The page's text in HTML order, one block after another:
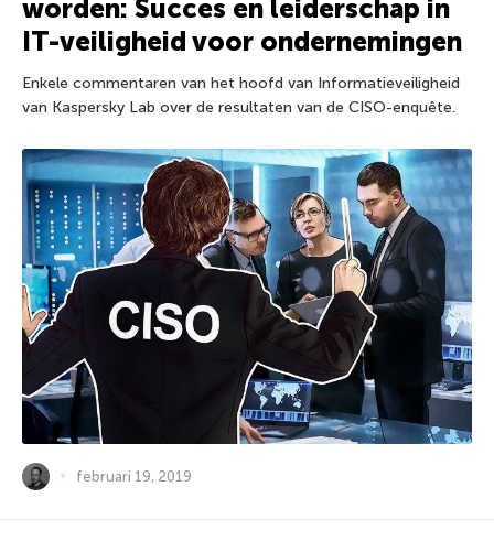
worden: Succes en leiderschap in
IT-veiligheid voor ondernemingen
Enkele commentaren van het hoofd van Informatieveiligheid
van Kaspersky Lab over de resultaten van de CISO-enquête.
februari 19, 2019